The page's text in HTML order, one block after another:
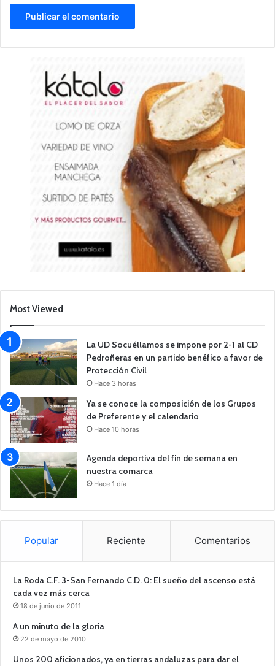
Most Viewed
La UD Socuéllamos se impone por 2-1 al CD
Pedroñeras en un partido benéfico a favor de
Protección Civil
Hace 3 horas
Ya se conoce la composición de los Grupos
de Preferente y el calendario
Hace 10 horas
Agenda deportiva del fin de semana en
nuestra comarca
Hace 1 día
Popular Reciente Comentarios
La Roda C.F. 3-San Fernando C.D. 0: El sueño del ascenso está
cada vez más cerca
18 de junio de 2011
A un minuto de la gloria
22 de mayo de 2010
Unos 200 aficionados, ya en tierras andaluzas para dar el